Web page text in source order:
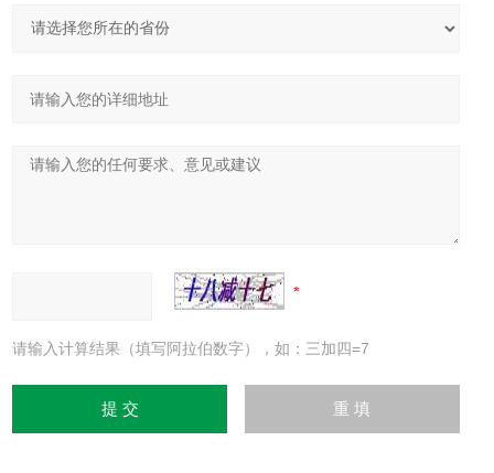
请输入计算结果（填写阿拉伯数字），如：三加四=7